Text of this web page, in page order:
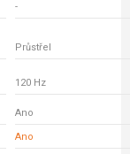
-
Průstřel
120 Hz
Ano
Ano